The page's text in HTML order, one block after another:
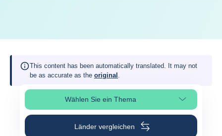
This content has been automatically translated. It may not
be as accurate as the original .
Wählen Sie ein ThemaSeitenabschnitt auswählen
Länder vergleichen